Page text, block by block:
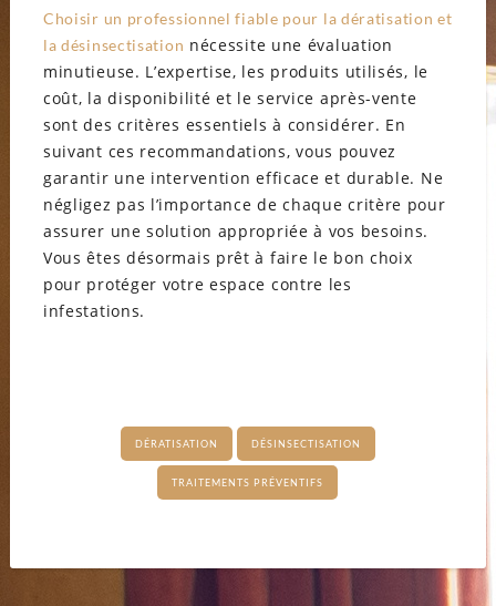
Choisir un professionnel fiable pour la dératisation et
la désinsectisation nécessite une évaluation
minutieuse. L’expertise, les produits utilisés, le
coût, la disponibilité et le service après-vente
sont des critères essentiels à considérer. En
suivant ces recommandations, vous pouvez
garantir une intervention efficace et durable. Ne
négligez pas l’importance de chaque critère pour
assurer une solution appropriée à vos besoins.
Vous êtes désormais prêt à faire le bon choix
pour protéger votre espace contre les
infestations.
DÉRATISATION DÉSINSECTISATION
TRAITEMENTS PRÉVENTIFS